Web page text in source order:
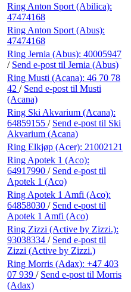
Ring Anton Sport (Abilica):
47474168
Ring Anton Sport (Abus):
47474168
Ring Jernia (Abus): 40005947
/ Send e-post til Jernia (Abus)
Ring Musti (Acana): 46 70 78
42 / Send e-post til Musti
(Acana)
Ring Ski Akvarium (Acana):
64859155 / Send e-post til Ski
Akvarium (Acana)
Ring Elkjøp (Acer): 21002121
Ring Apotek 1 (Aco):
64917990 / Send e-post til
Apotek 1 (Aco)
Ring Apotek 1 Amfi (Aco):
64858030 / Send e-post til
Apotek 1 Amfi (Aco)
Ring Zizzi (Active by Zizzi.):
93038334 / Send e-post til
Zizzi (Active by Zizzi.)
Ring Morris (Adax): +47 403
07 939 / Send e-post til Morris
(Adax)